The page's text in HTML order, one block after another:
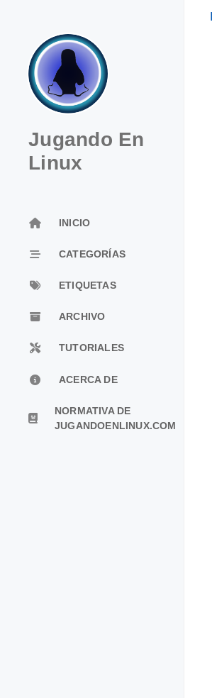
Jugando En
Linux
INICIO
CATEGORÍAS
ETIQUETAS
ARCHIVO
TUTORIALES
ACERCA DE
NORMATIVA DE
JUGANDOENLINUX.COM